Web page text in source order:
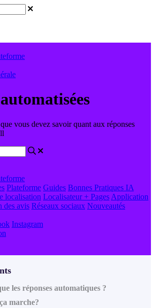
vous devez savoir quant aux réponses
Plateforme Guides Bonnes Pratiques IA
localisation Localisateur + Pages Application
des avis Réseaux sociaux Nouveautés
Instagram
les réponses automatiques ?
marche?